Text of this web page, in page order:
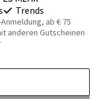
Trends
ab € 75
anderen Gutscheinen